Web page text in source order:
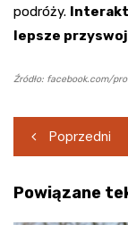
podróży.
lepsze
Źródło: facebook.com/
wpisu
Poprzedni
Powiązane